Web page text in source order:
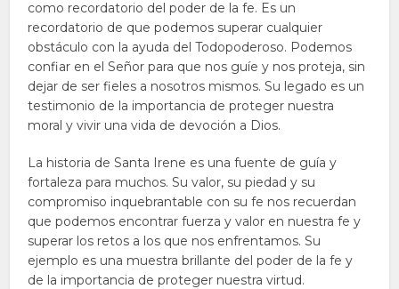
como recordatorio del poder de la fe. Es un
recordatorio de que podemos superar cualquier
obstáculo con la ayuda del Todopoderoso. Podemos
confiar en el Señor para que nos guíe y nos proteja, sin
dejar de ser fieles a nosotros mismos. Su legado es un
testimonio de la importancia de proteger nuestra
moral y vivir una vida de devoción a Dios.
La historia de Santa Irene es una fuente de guía y
fortaleza para muchos. Su valor, su piedad y su
compromiso inquebrantable con su fe nos recuerdan
que podemos encontrar fuerza y valor en nuestra fe y
superar los retos a los que nos enfrentamos. Su
ejemplo es una muestra brillante del poder de la fe y
de la importancia de proteger nuestra virtud.